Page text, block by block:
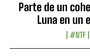
Parte de un
Luna en un
#NTF